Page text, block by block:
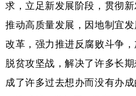
求，立足新发展阶段，贯彻
推动高质量发展，因地制宜
改革，强力推进反腐败斗争
脱贫攻坚战，解决了许多长
成了许多过去想办而没有办